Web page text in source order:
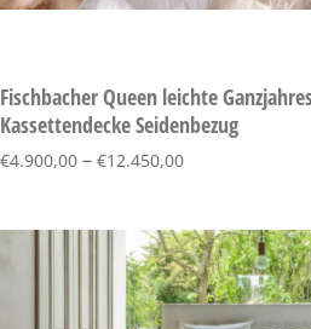
Fischbacher Queen leichte
Kassettendecke Seidenbezug
€4.900,00 – €12.450,00